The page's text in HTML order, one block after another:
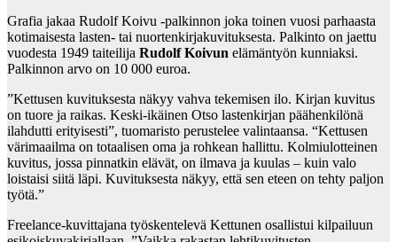
Grafia jakaa Rudolf Koivu -palkinnon joka toinen vuosi parhaasta
kotimaisesta lasten- tai nuortenkirjakuvituksesta. Palkinto on jaettu
vuodesta 1949 taiteilija Rudolf Koivun elämäntyön kunniaksi.
Palkinnon arvo on 10 000 euroa.
”Kettusen kuvituksesta näkyy vahva tekemisen ilo. Kirjan kuvitus
on tuore ja raikas. Keski-ikäinen Otso lastenkirjan päähenkilönä
ilahdutti erityisesti”, tuomaristo perustelee valintaansa. “Kettusen
värimaailma on totaalisen oma ja rohkean hallittu. Kolmiulotteinen
kuvitus, jossa pinnatkin elävät, on ilmava ja kuulas – kuin valo
loistaisi siitä läpi. Kuvituksesta näkyy, että sen eteen on tehty paljon
työtä.”
Freelance-kuvittajana työskentelevä Kettunen osallistui kilpailuun